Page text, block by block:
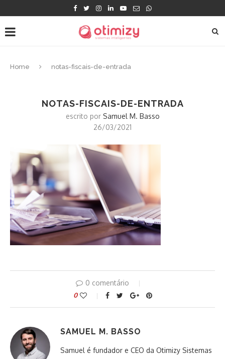
Home notas-fiscais-de-entrada
NOTAS-FISCAIS-DE-ENTRADA
escrito por Samuel M. Basso
26/03/2021
0 comentário
0
SAMUEL M. BASSO
Samuel é fundador e CEO da Otimizy Sistemas